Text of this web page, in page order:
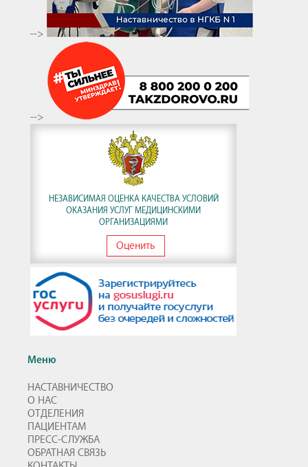
-->
-->
НЕЗАВИСИМАЯ ОЦЕНКА КАЧЕСТВА УСЛОВИЙ
ОКАЗАНИЯ УСЛУГ МЕДИЦИНСКИМИ
ОРГАНИЗАЦИЯМИ
Оценить
Меню
НАСТАВНИЧЕСТВО
О НАС
ОТДЕЛЕНИЯ
ПАЦИЕНТАМ
ПРЕСС-СЛУЖБА
ОБРАТНАЯ СВЯЗЬ